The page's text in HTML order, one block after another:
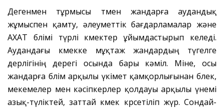
Дегенмен тұрмысы төмен жандарға аудандық
жұмыспен қамту, әлеуметтік бағдарламалар және
АХАТ бөлімі түрлі көмектер ұйымдастырып келеді.
Аудандағы көмекке мұқтаж жандардың түгелге
дерлігінің дерегі осында бары кәміл. Міне, осы
жандарға бөлім арқылы үкімет қамқорлығынан бөлек,
мекемелер мен кәсіпкерлер қолдауы арқылы үнемі
азық-түліктей, заттай көмек көрсетіліп жүр. Сондай-